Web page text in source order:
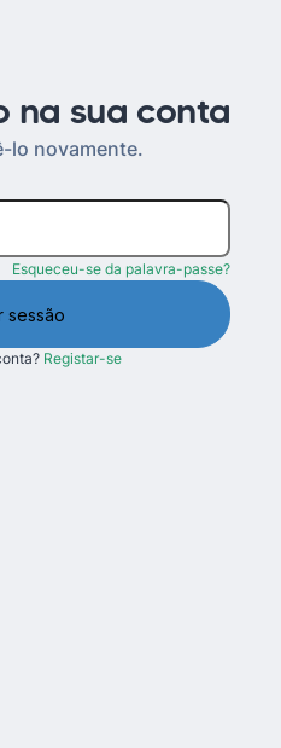
na sua conta
lo novamente.
Esqueceu-se da palavra-passe?
sessão
Registar-se